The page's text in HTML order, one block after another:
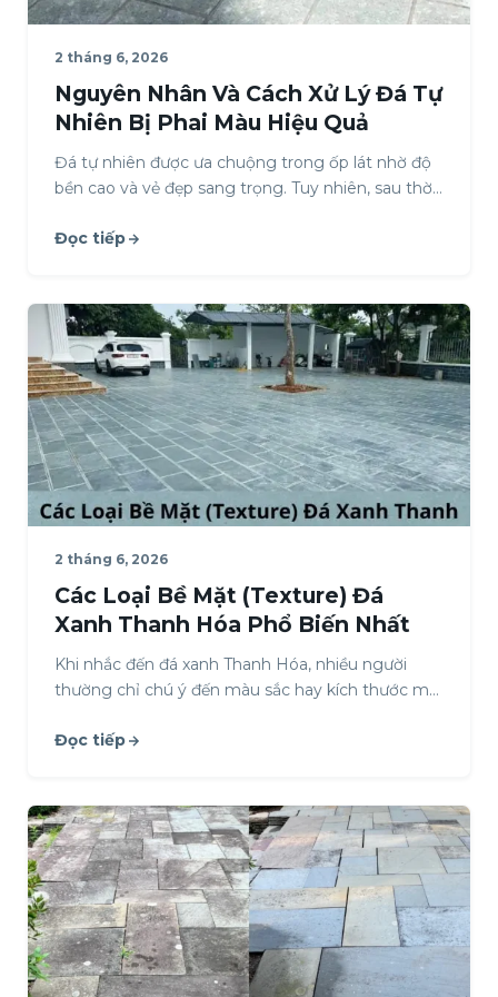
2 tháng 6, 2026
Nguyên Nhân Và Cách Xử Lý Đá Tự
Nhiên Bị Phai Màu Hiệu Quả
Đá tự nhiên được ưa chuộng trong ốp lát nhờ độ
bền cao và vẻ đẹp sang trọng. Tuy nhiên, sau thời
Đọc tiếp
2 tháng 6, 2026
Các Loại Bề Mặt (Texture) Đá
Xanh Thanh Hóa Phổ Biến Nhất
Khi nhắc đến đá xanh Thanh Hóa, nhiều người
thường chỉ chú ý đến màu sắc hay kích thước mà
Đọc tiếp